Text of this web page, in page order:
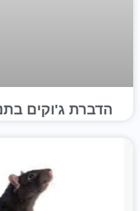
הדברת ג'וקים